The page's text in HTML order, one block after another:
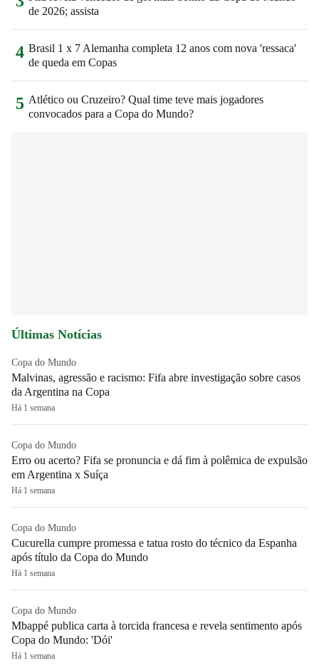
de 2026; assista
4 Brasil 1 x 7 Alemanha completa 12 anos com nova 'ressaca'
de queda em Copas
5 Atlético ou Cruzeiro? Qual time teve mais jogadores
convocados para a Copa do Mundo?
Últimas Notícias
Copa do Mundo
Malvinas, agressão e racismo: Fifa abre investigação sobre casos
da Argentina na Copa
Há 1 semana
Copa do Mundo
Erro ou acerto? Fifa se pronuncia e dá fim à polêmica de expulsão
em Argentina x Suíça
Há 1 semana
Copa do Mundo
Cucurella cumpre promessa e tatua rosto do técnico da Espanha
após título da Copa do Mundo
Há 1 semana
Copa do Mundo
Mbappé publica carta à torcida francesa e revela sentimento após
Copa do Mundo: 'Dói'
Há 1 semana